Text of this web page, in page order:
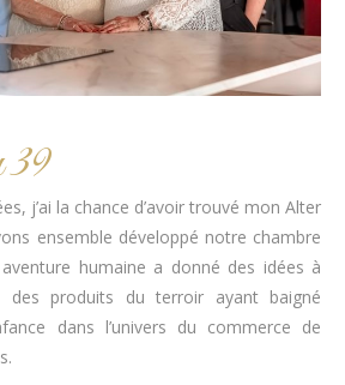
j’ai la chance d’avoir trouvé mon Alter
ensemble développé notre chambre
humaine a donné des idées à
des produits du terroir ayant baigné
dans l’univers du commerce de